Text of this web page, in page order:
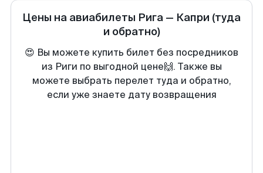
Цены на авиабилеты Рига — Капри (туда
и обратно)
😍 Вы можете купить билет без посредников
из Риги по выгодной цене🙌. Также вы
можете выбрать перелет туда и обратно,
если уже знаете дату возвращения